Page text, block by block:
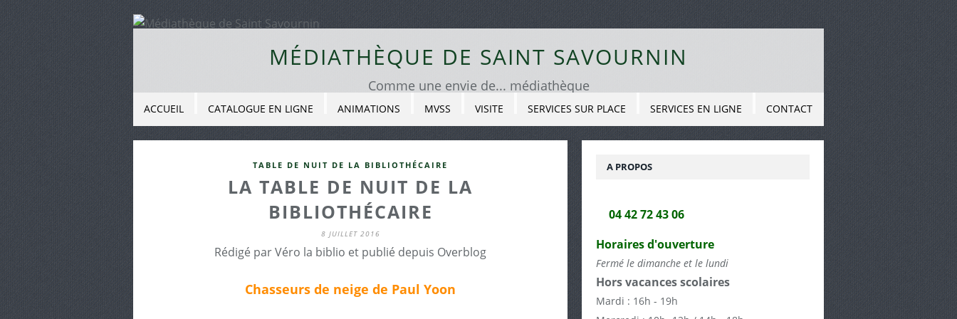
MÉDIATHÈQUE DE SAINT SAVOURNIN
Comme une envie de... médiathèque
ACCUEIL CATALOGUE EN LIGNE ANIMATIONS MVSS VISITE SERVICES SUR PLACE SERVICES EN LIGNE CONTACT
TABLE DE NUIT DE LA BIBLIOTHÉCAIRE
LA TABLE DE NUIT DE LA
BIBLIOTHÉCAIRE
8 JUILLET 2016
Rédigé par Véro la biblio et publié depuis Overblog
Chasseurs de neige de Paul Yoon
A PROPOS
04 42 72 43 06
Horaires d'ouverture
Fermé le dimanche et le lundi
Hors vacances scolaires
Mardi : 16h - 19h